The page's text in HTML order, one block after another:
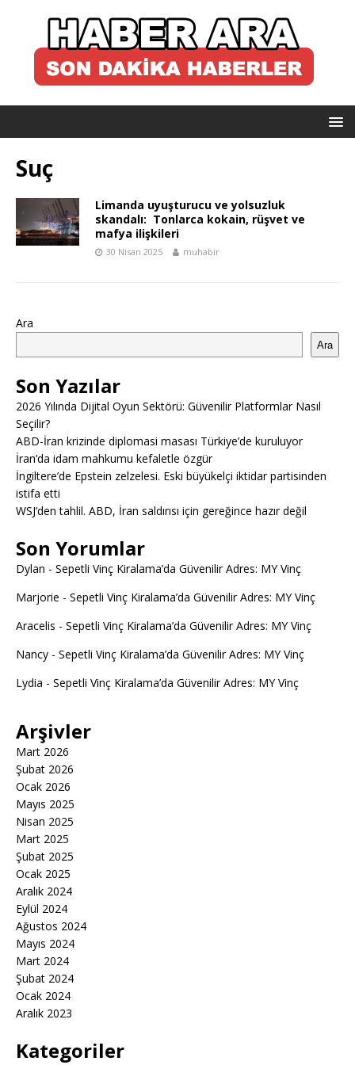
Suç
Limanda uyuşturucu ve yolsuzluk
skandalı: Tonlarca kokain, rüşvet ve
mafya ilişkileri
30 Nisan 2025 muhabir
Ara
Ara
Son Yazılar
2026 Yılında Dijital Oyun Sektörü: Güvenilir Platformlar Nasıl
Seçilir?
ABD-İran krizinde diplomasi masası Türkiye’de kuruluyor
İran’da idam mahkumu kefaletle özgür
İngiltere’de Epstein zelzelesi. Eski büyükelçi iktidar partisinden
istifa etti
WSJ’den tahlil. ABD, İran saldırısı için gereğince hazır değil
Son Yorumlar
Dylan - Sepetli Vinç Kiralama’da Güvenilir Adres: MY Vinç
Marjorie - Sepetli Vinç Kiralama’da Güvenilir Adres: MY Vinç
Aracelis - Sepetli Vinç Kiralama’da Güvenilir Adres: MY Vinç
Nancy - Sepetli Vinç Kiralama’da Güvenilir Adres: MY Vinç
Lydia - Sepetli Vinç Kiralama’da Güvenilir Adres: MY Vinç
Arşivler
Mart 2026
Şubat 2026
Ocak 2026
Mayıs 2025
Nisan 2025
Mart 2025
Şubat 2025
Ocak 2025
Aralık 2024
Eylül 2024
Ağustos 2024
Mayıs 2024
Mart 2024
Şubat 2024
Ocak 2024
Aralık 2023
Kategoriler